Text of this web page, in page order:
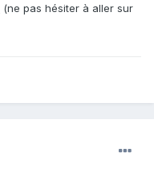
(ne pas hésiter à aller sur